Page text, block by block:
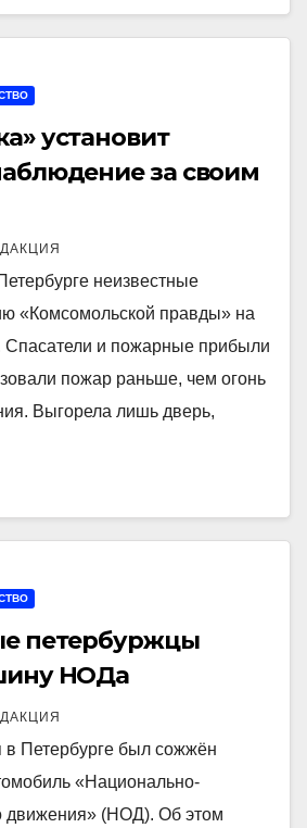
установит
за своим
неизвестные
«Комсомольской правды» на
Спасатели и пожарные прибыли
пожар раньше, чем огонь
Выгорела лишь дверь,
петербуржцы
НОДа
в Петербурге был сожжён
«Национально-
движения» (НОД). Об этом